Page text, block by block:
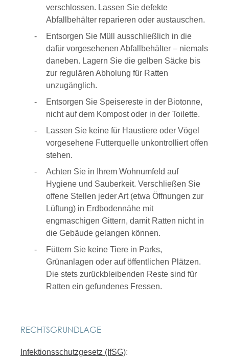
verschlossen. Lassen Sie defekte
Abfallbehälter reparieren oder austauschen.
Entsorgen Sie Müll ausschließlich in die
dafür vorgesehenen Abfallbehälter – niemals
daneben. Lagern Sie die gelben Säcke bis
zur regulären Abholung für Ratten
unzugänglich.
Entsorgen Sie Speisereste in der Biotonne,
nicht auf dem Kompost oder in der Toilette.
Lassen Sie keine für Haustiere oder Vögel
vorgesehene Futterquelle unkontrolliert offen
stehen.
Achten Sie in Ihrem Wohnumfeld auf
Hygiene und Sauberkeit. Verschließen Sie
offene Stellen jeder Art (etwa Öffnungen zur
Lüftung) in Erdbodennähe mit
engmaschigen Gittern, damit Ratten nicht in
die Gebäude gelangen können.
Füttern Sie keine Tiere in Parks,
Grünanlagen oder auf öffentlichen Plätzen.
Die stets zurückbleibenden Reste sind für
Ratten ein gefundenes Fressen.
RECHTSGRUNDLAGE
Infektionsschutzgesetz (IfSG):